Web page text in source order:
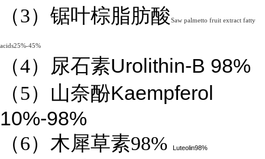
（3）锯叶棕脂肪酸Saw palmetto fruit extract fatty
acids25%-45%
（4）尿石素Urolithin-B 98%
（5）山奈酚Kaempferol
10%-98%
（6）木犀草素98% Luteolin98%